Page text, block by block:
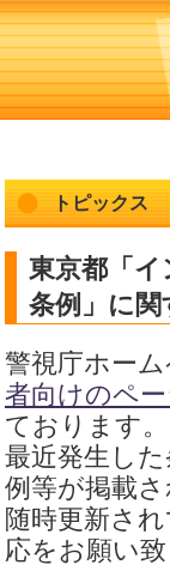
トピックス
東京都「
条例」に
警視庁ホー
者向けのペ
ております。
最近発生し
例等が掲載
随時更新さ
応をお願い